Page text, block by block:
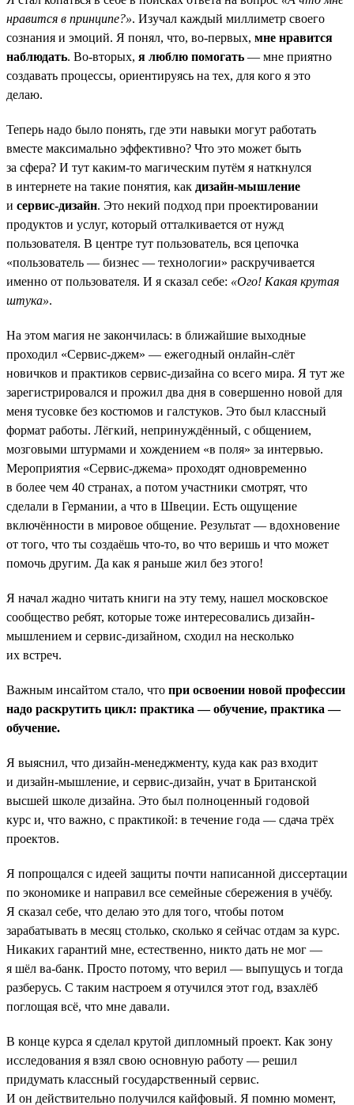
нравится в принципе?». Изучал каждый миллиметр своего
сознания и эмоций. Я понял, что, во-первых, мне нравится
наблюдать. Во-вторых, я люблю помогать — мне приятно
создавать процессы, ориентируясь на тех, для кого я это
делаю.
Теперь надо было понять, где эти навыки могут работать
вместе максимально эффективно? Что это может быть
за сфера? И тут каким-то магическим путём я наткнулся
в интернете на такие понятия, как дизайн-мышление
и сервис-дизайн. Это некий подход при проектировании
продуктов и услуг, который отталкивается от нужд
пользователя. В центре тут пользователь, вся цепочка
«пользователь — бизнес — технологии» раскручивается
именно от пользователя. И я сказал себе: «Ого! Какая крутая
штука».
На этом магия не закончилась: в ближайшие выходные
проходил «Сервис-джем» — ежегодный онлайн-слёт
новичков и практиков сервис-дизайна со всего мира. Я тут же
зарегистрировался и прожил два дня в совершенно новой для
меня тусовке без костюмов и галстуков. Это был классный
формат работы. Лёгкий, непринуждённый, с общением,
мозговыми штурмами и хождением «в поля» за интервью.
Мероприятия «Сервис-джема» проходят одновременно
в более чем 40 странах, а потом участники смотрят, что
сделали в Германии, а что в Швеции. Есть ощущение
включённости в мировое общение. Результат — вдохновение
от того, что ты создаёшь что-то, во что веришь и что может
помочь другим. Да как я раньше жил без этого!
Я начал жадно читать книги на эту тему, нашел московское
сообщество ребят, которые тоже интересовались дизайн-
мышлением и сервис-дизайном, сходил на несколько
их встреч.
Важным инсайтом стало, что при освоении новой профессии
надо раскрутить цикл: практика — обучение, практика —
обучение.
Я выяснил, что дизайн-менеджменту, куда как раз входит
и дизайн-мышление, и сервис-дизайн, учат в Британской
высшей школе дизайна. Это был полноценный годовой
курс и, что важно, с практикой: в течение года — сдача трёх
проектов.
Я попрощался с идеей защиты почти написанной диссертации
по экономике и направил все семейные сбережения в учёбу.
Я сказал себе, что делаю это для того, чтобы потом
зарабатывать в месяц столько, сколько я сейчас отдам за курс.
Никаких гарантий мне, естественно, никто дать не мог —
я шёл ва-банк. Просто потому, что верил — выпущусь и тогда
разберусь. С таким настроем я отучился этот год, взахлёб
поглощая всё, что мне давали.
В конце курса я сделал крутой дипломный проект. Как зону
исследования я взял свою основную работу — решил
придумать классный государственный сервис.
И он действительно получился кайфовый. Я помню момент,